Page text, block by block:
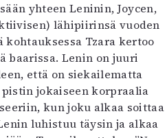
yhteen Leninin, Joycen,
lähipiirinsä vuoden
kohtauksessa Tzara kertoo
baarissa. Lenin on juuri
että on siekailematta
jokaiseen korpraalia
kun joku alkaa soittaa
luhistuu täysin ja alkaa